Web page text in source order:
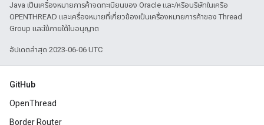
Java เป็นเครื่องหมายการค้าจดทะเบียนของ Oracle และ/หรือบริษัทในเครือ
OPENTHREAD และเครื่องหมายที่เกี่ยวข้องเป็นเครื่องหมายการค้าของ Thread
Group และใช้ภายใต้ใบอนุญาต
อัปเดตล่าสุด 2023-06-06 UTC
GitHub
OpenThread
Border Router